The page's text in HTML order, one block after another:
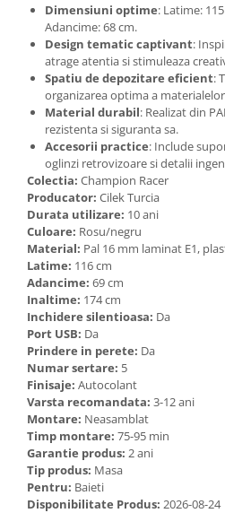
Dimensiuni optime: Latime:
Adancime: 68 cm.
Design tematic captivant:
atrage atentia si stimuleaza
Spatiu de depozitare eficient:
organizarea optima a
Material durabil: Realizat din
rezistenta si siguranta sa.
Accesorii practice: Include
oglinzi retrovizoare si detalii
Colectia: Champion Racer
Producator: Cilek Turcia
Durata utilizare: 10 ani
Culoare: Rosu/negru
Material: Pal 16 mm laminat E1,
Latime: 116 cm
Adancime: 69 cm
Inaltime: 174 cm
Inchidere silentioasa: Da
Port USB: Da
Prindere in perete: Da
Numar sertare: 5
Finisaje: Autocolant
Varsta recomandata: 3-12 ani
Montare: Neasamblat
Timp montare: 75-95 min
Garantie produs: 2 ani
Tip produs: Masa
Pentru: Baieti
Disponibilitate Produs: 2026-08-24